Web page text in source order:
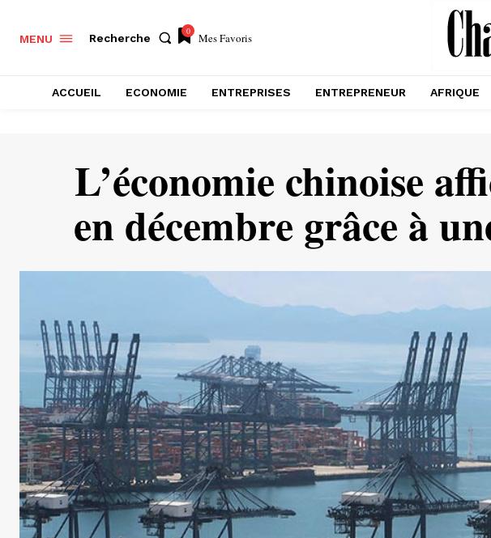
MENU Recherche
0 Mes Favoris
ACCUEIL ECONOMIE ENTREPRISES ENTREPRENEUR AFRIQUE
L’économie chinoise
en décembre grâce à